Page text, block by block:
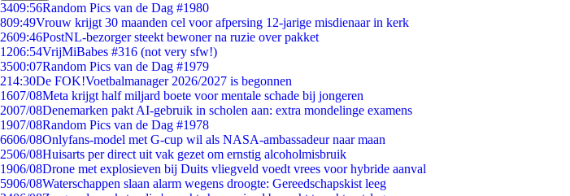
3409:56Random Pics van de Dag #1980
809:49Vrouw krijgt 30 maanden cel voor afpersing 12-jarige misdienaar in kerk
2609:46PostNL-bezorger steekt bewoner na ruzie over pakket
1206:54VrijMiBabes #316 (not very sfw!)
3500:07Random Pics van de Dag #1979
214:30De FOK!Voetbalmanager 2026/2027 is begonnen
1607/08Meta krijgt half miljard boete voor mentale schade bij jongeren
2007/08Denemarken pakt AI-gebruik in scholen aan: extra mondelinge examens
1907/08Random Pics van de Dag #1978
6606/08Onlyfans-model met G-cup wil als NASA-ambassadeur naar maan
2506/08Huisarts per direct uit vak gezet om ernstig alcoholmisbruik
1906/08Drone met explosieven bij Duits vliegveld voedt vrees voor hybride aanval
5906/08Waterschappen slaan alarm wegens droogte: Gereedschapskist leeg